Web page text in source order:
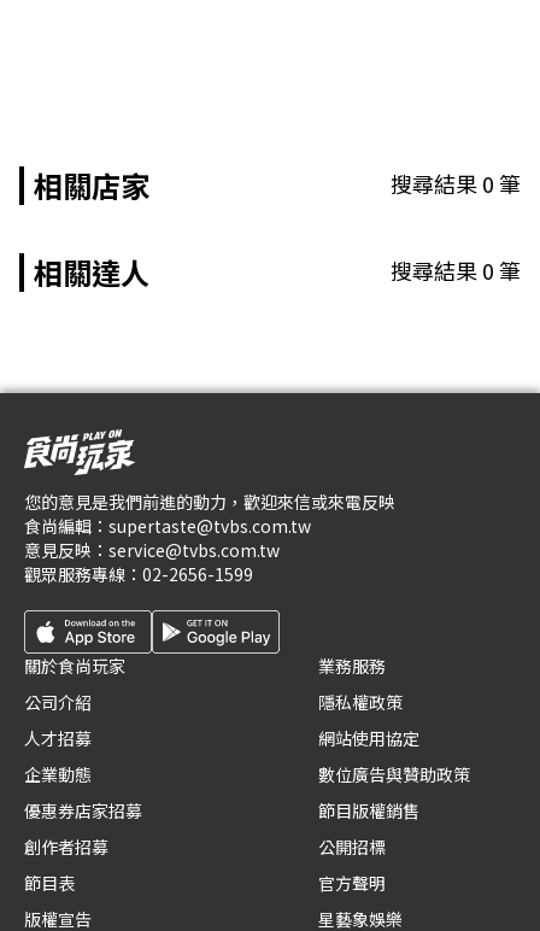
相關店家 搜尋結果0筆
相關達人 搜尋結果0筆
您的意見是我們前進的動力，歡迎來信或來電反映
食尚編輯： supertaste@tvbs.com.tw
意見反映： service@tvbs.com.tw
觀眾服務專線： 02-2656-1599
關於食尚玩家
公司介紹
人才招募
企業動態
優惠券店家招募
創作者招募
節目表
版權宣告
業務服務
隱私權政策
網站使用協定
數位廣告與贊助政策
節目版權銷售
公開招標
官方聲明
星藝象娛樂